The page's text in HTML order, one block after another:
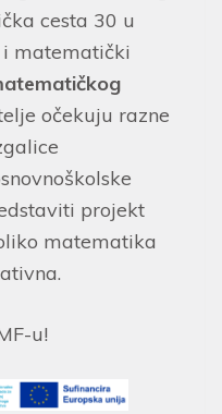
cesta 30 u
i matematički
očekuju razne
projekt
matematika
u!